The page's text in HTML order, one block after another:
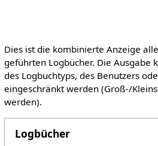
Dies ist die kombinierte Anzeige
geführten Logbücher. Die Ausgabe
des Logbuchtyps, des Benutzers
eingeschränkt werden (Groß-/
werden).
Logbücher